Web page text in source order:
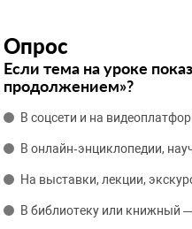
Опрос
Если тема на уроке
продолжением»?
В соцсети и на
В онлайн‑энциклопедии,
На выставки, лекции,
В библиотеку или книжный